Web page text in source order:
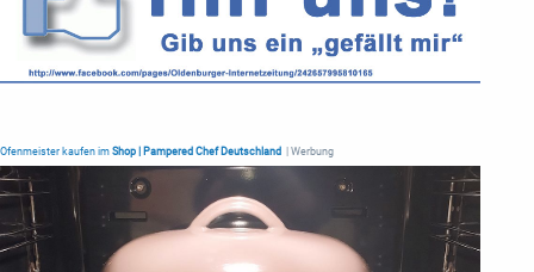
Ofenmeister kaufen im Shop | Pampered Chef Deutschland | Werbung